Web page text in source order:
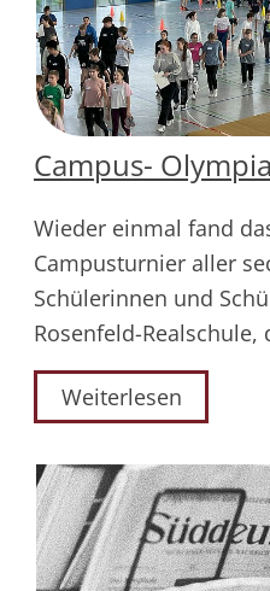
Campus-
Wieder einmal fand
Campusturnier aller
Schülerinnen und
Rosenfeld-
Weiterlesen